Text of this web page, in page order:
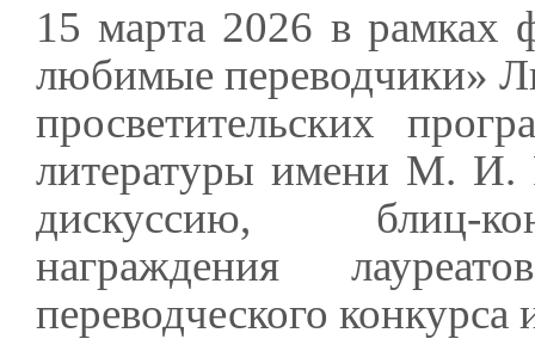
15 марта 2026 в
любимые переводчики»
просветительских
литературы имени М. И.
дискуссию,
награждения
переводческого